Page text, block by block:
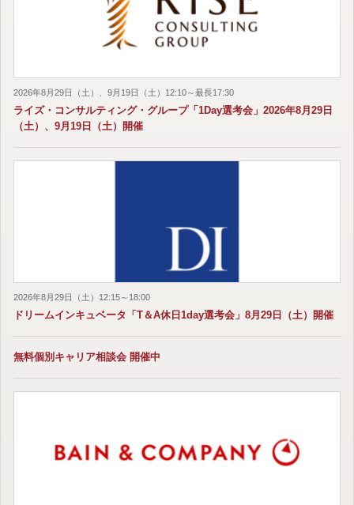
2026年8月29日（土）、9月19日（土）12:10～最長17:30
ライズ・コンサルティング・グループ「1Day選考会」2026年8月29日
（土）、9月19日（土）開催
2026年8月29日（土）12:15～18:00
ドリームインキュベータ「T＆A休日1day選考会」8月29日（土）開催
無料個別キャリア相談会 開催中